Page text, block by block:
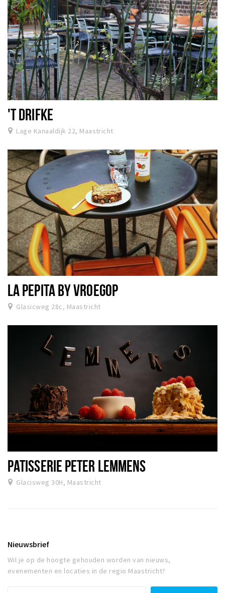
'T DRIFKE
Lage Kanaaldijk 22, Maastricht
LA PEPITA BY VROEGOP
Glasicweg 28c, Maastricht
PATISSERIE PETER LEMMENS
Glacisweg 30H, Maastricht
Nieuwsbrief
Wil je op de hoogte gehouden worden van nieuws,
evenementen en locaties in de regio Maastricht?